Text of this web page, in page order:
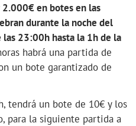
en botes en las
durante la noche del
23:00h hasta la 1h de la
habrá una partida de
un bote garantizado de
tendrá un bote de 10€ y los
para la siguiente partida a